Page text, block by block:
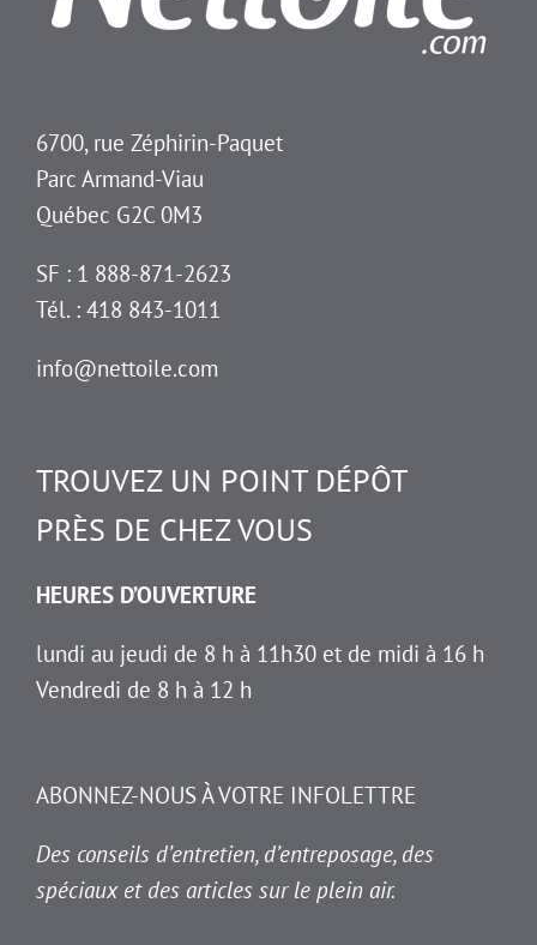
6700, rue Zéphirin-Paquet
Parc Armand-Viau
Québec G2C 0M3
SF : 1 888-871-2623
Tél. : 418 843-1011
info@nettoile.com
TROUVEZ UN POINT DÉPÔT
PRÈS DE CHEZ VOUS
HEURES D’OUVERTURE
lundi au jeudi de 8 h à 11h30 et de midi à 16 h
Vendredi de 8 h à 12 h
ABONNEZ-NOUS À VOTRE INFOLETTRE
Des conseils d’entretien, d’entreposage, des
spéciaux et des articles sur le plein air.